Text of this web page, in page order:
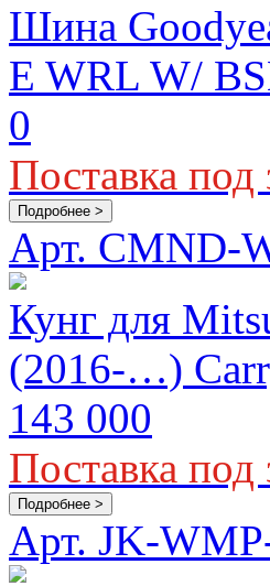
Шина
E WRL W/
0
Поставка под
Подробнее >
Арт. CMND-
Кунг для
(2016-…)
143 000
Поставка под
Подробнее >
Арт. JK-